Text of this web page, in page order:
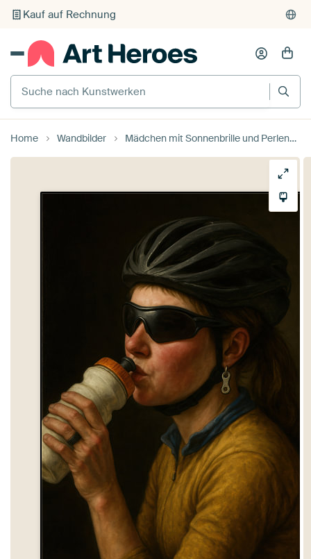
Individueller Druck auf Bestellung
Suche nach Kunstwerken
Home Wandbilder Mädchen mit Sonnenbrille und Perlenohrring beim Trinken aus ein von Poster Art Shop